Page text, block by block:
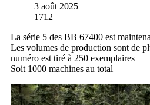
3 août 2025
1712
La série 5 des BB 67400 est
Les volumes de production sont de
numéro est tiré à 250 exemplaires
Soit 1000 machines au total